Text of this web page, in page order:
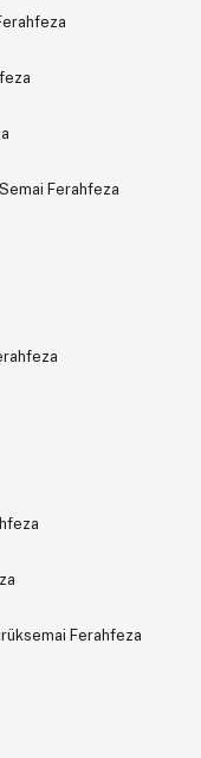
Ferahfeza
Ferahfeza